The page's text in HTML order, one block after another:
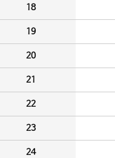
18
19
20
21
22
23
24